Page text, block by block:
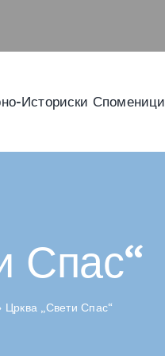
Историски Споменици
Спас“
Црква „Свети Спас“